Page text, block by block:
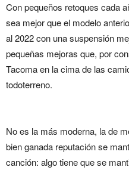
Con pequeños retoques cada
sea mejor que el modelo
al 2022 con una suspensión
pequeñas mejoras que, por
Tacoma en la cima de las
todoterreno.
No es la más moderna, la de
bien ganada reputación se
canción: algo tiene que se